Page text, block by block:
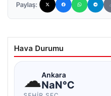
Paylaş:
Hava Durumu
☁Ankara
NaN°C